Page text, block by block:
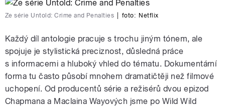
Ze série Untold: Crime and Penalties foto: Netflix
Každý díl antologie pracuje s trochu jiným tónem, ale
spojuje je stylistická preciznost, důsledná práce
s informacemi a hluboký vhled do tématu. Dokumentární
forma tu často působí mnohem dramatičtěji než filmové
uchopení. Od producentů série a režisérů dvou epizod
Chapmana a Maclaina Wayových jsme po Wild Wild